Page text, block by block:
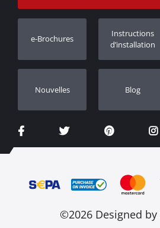
Suivi des commandes
Concessionnaires
e-Brochures
Instructions
d’installation
Nouvelles Blog
©2026 Designed by